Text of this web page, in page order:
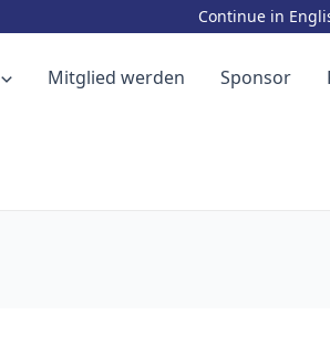
Continue in
Mitglied werden Sponsor